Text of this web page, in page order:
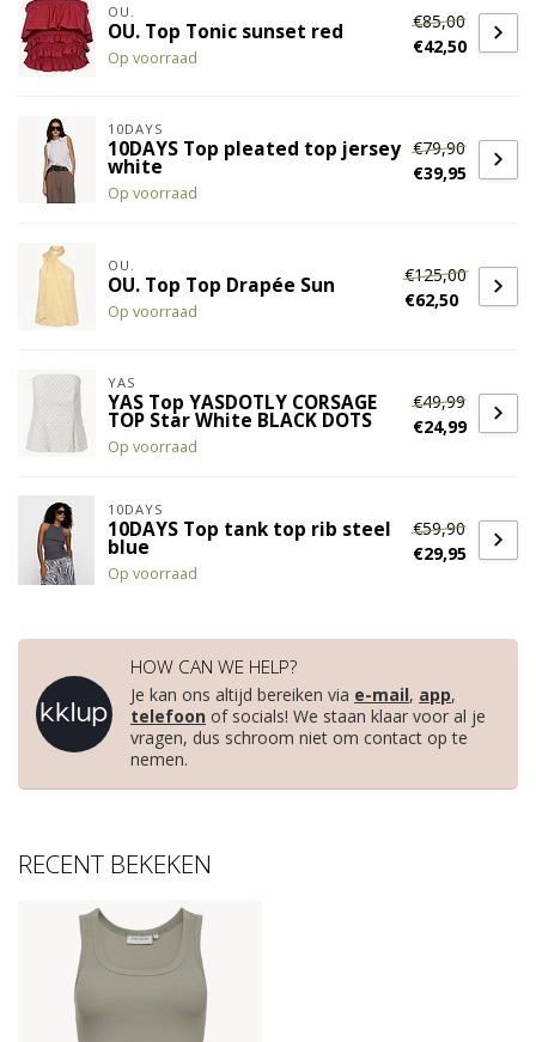
OU.
OU. Top Tonic sunset red
Op voorraad
€85,00
€42,50
10DAYS
10DAYS Top pleated top jersey
white
Op voorraad
€79,90
€39,95
OU.
OU. Top Top Drapée Sun
Op voorraad
€125,00
€62,50
YAS
YAS Top YASDOTLY CORSAGE
TOP Star White BLACK DOTS
Op voorraad
€49,99
€24,99
10DAYS
10DAYS Top tank top rib steel
blue
Op voorraad
€59,90
€29,95
HOW CAN WE HELP?
Je kan ons altijd bereiken via e-mail, app,
telefoon of socials! We staan klaar voor al je
vragen, dus schroom niet om contact op te
nemen.
RECENT BEKEKEN